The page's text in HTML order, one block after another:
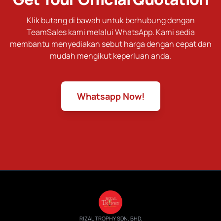
Klik butang di bawah untuk berhubung dengan
TeamSales kami melalui WhatsApp. Kami sedia
membantu menyediakan sebut harga dengan cepat dan
mudah mengikut keperluan anda.
Whatsapp Now!
RIZAL TROPHY SDN. BHD.